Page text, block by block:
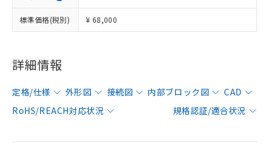
標準価格(税別) ¥ 68,000
詳細情報
定格/仕様 外形図 接続図 内部ブロック図
CAD
RoHS/REACH対応状況
規格認証/適合状況